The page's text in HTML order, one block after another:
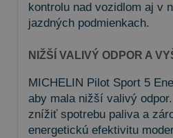
kontrolu nad vozidlom aj v
jazdných podmienkach.
NIŽŠÍ VALIVÝ ODPOR A
MICHELIN Pilot Sport 5
aby mala nižší valivý
znížiť spotrebu paliva a
energetickú efektivitu